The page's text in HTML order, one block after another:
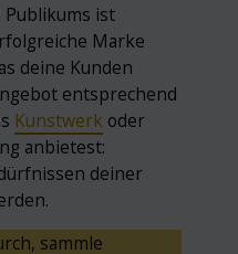
Publikums ist
Marke
deine Kunden
entsprechend
Kunstwerk oder
anbietest:
deiner
sammle